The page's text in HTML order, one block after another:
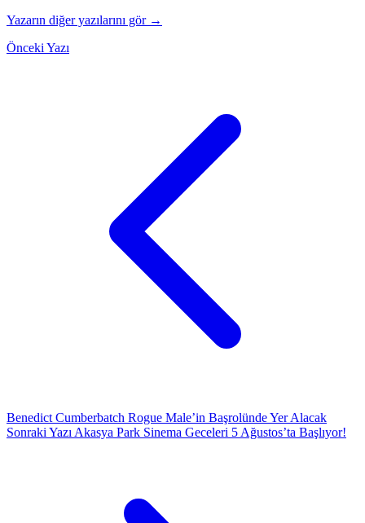
Yazarın diğer yazılarını gör →
Önceki Yazı
Benedict Cumberbatch Rogue Male’in Başrolünde Yer Alacak
Sonraki Yazı Akasya Park Sinema Geceleri 5 Ağustos’ta Başlıyor!